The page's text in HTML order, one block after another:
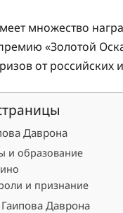
множество
«Золотой
от
Даврона
и образование
и признание
Даврона